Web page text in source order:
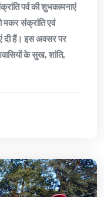
पर्व की शुभकामनाएं
मकर संक्रांति एवं
दी हैं। इस अवसर पर
के सुख, शांति,